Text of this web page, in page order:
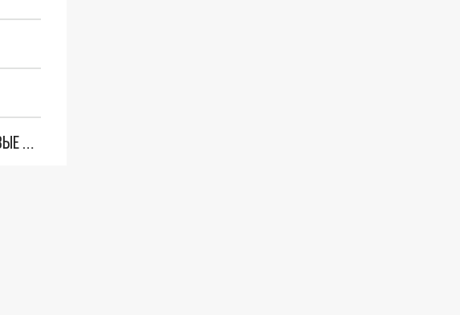
"ОЧЕНЬ ПЛОХИЕ НОВОСТИ": БОЛЬШАЯ ОШИБКА PALANTIR В РОССИИ. СТРАНЫ НАТО ВПЕРВЫЕ ЗА СВО ОСТАНОВИЛИ ПОСТАВКИ ОРУЖИЯ. ВСУ ТЕРЯЮТ ПРИГРАНИЧЬЕ?